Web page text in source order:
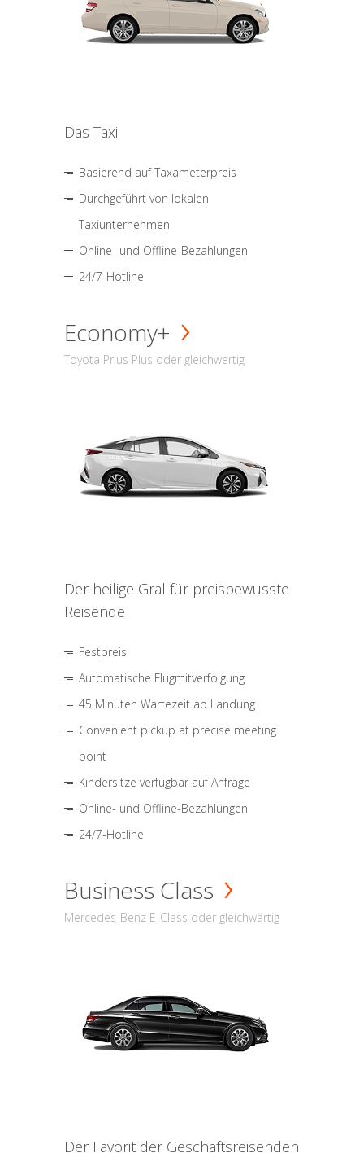
Das Taxi
Basierend auf Taxameterpreis
Durchgeführt von lokalen
Taxiunternehmen
Online- und Offline-Bezahlungen
24/7-Hotline
Economy+
Toyota Prius Plus oder gleichwertig
Der heilige Gral für preisbewusste
Reisende
Festpreis
Automatische Flugmitverfolgung
45 Minuten Wartezeit ab Landung
Convenient pickup at precise meeting
point
Kindersitze verfügbar auf Anfrage
Online- und Offline-Bezahlungen
24/7-Hotline
Business Class
Mercedes-Benz E-Class oder gleichwärtig
Der Favorit der Geschäftsreisenden